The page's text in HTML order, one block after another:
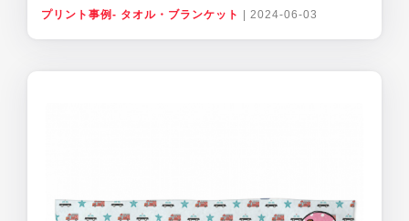
プリント事例- タオル・ブランケット 2024-06-03